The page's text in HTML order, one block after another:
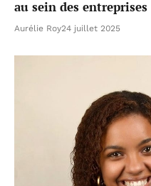
au sein des entreprises
Aurélie Roy24 juillet 2025